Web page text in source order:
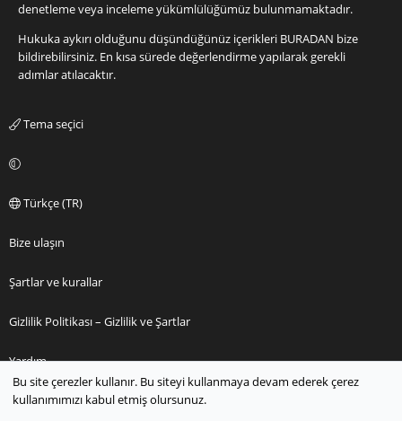
denetleme veya inceleme yükümlülüğümüz bulunmamaktadır.
Hukuka aykırı olduğunu düşündüğünüz içerikleri BURADAN bize
bildirebilirsiniz. En kısa sürede değerlendirme yapılarak gerekli
adımlar atılacaktır.
Tema seçici
Türkçe (TR)
Bize ulaşın
Şartlar ve kurallar
Gizlilik Politikası – Gizlilik ve Şartlar
Yardım
Ana sayfa
Bu site çerezler kullanır. Bu siteyi kullanmaya devam ederek çerez
kullanımımızı kabul etmiş olursunuz.